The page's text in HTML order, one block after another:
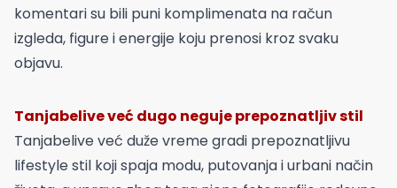
komentari su bili puni komplimenata na račun
izgleda, figure i energije koju prenosi kroz svaku
objavu.
Tanjabelive već dugo neguje prepoznatljiv stil
Tanjabelive već duže vreme gradi prepoznatljivu
lifestyle stil koji spaja modu, putovanja i urbani način